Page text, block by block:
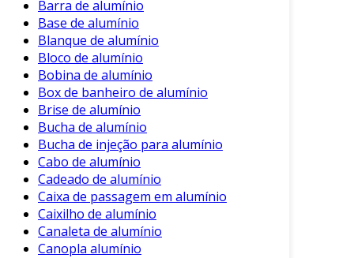
Facilidade de Reciclagem
100% reciclável sem perda de qualidade.
Essa característica contribui para a
sustentabilidade ambiental, fazendo do
alumínio uma escolha responsável.
Aparência Estética
carrocerias de alumínio pode resultar em
uma estética moderna e atraente, que
valoriza o veículo.
Além dessas vantagens, a utilização do
alumínio pode influenciar outros aspectos
positivos. Por exemplo, veículos mais leves são
Barra de alumínio
Base de alumínio
Blanque de alumínio
Bloco de alumínio
Bobina de alumínio
Box de banheiro de alumínio
Brise de alumínio
Bucha de alumínio
Bucha de injeção para alumínio
Cabo de alumínio
Cadeado de alumínio
Caixa de passagem em alumínio
Caixilho de alumínio
Canaleta de alumínio
Canopla alumínio